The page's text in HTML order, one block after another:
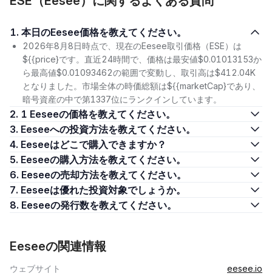
1. 本日のEesee価格を教えてください。
2026年8月8日時点で、現在のEesee取引価格（ESE）は
${{price}です。直近24時間で、価格は最安値$0.01013153か
ら最高値$0.01093462の範囲で変動し、取引高は$412.04K
となりました。市場全体の時価総額は${{marketCap}であり、
暗号資産の中で第1337位にランクインしています。
2. 1 Eeseeの価格を教えてください。
3. Eeseeへの投資方法を教えてください。
4. Eeseeはどこで購入できますか？
5. Eeseeの購入方法を教えてください。
6. Eeseeの売却方法を教えてください。
7. Eeseeは優れた投資対象でしょうか。
8. Eeseeの発行数を教えてください。
Eeseeの関連情報
ウェブサイト
eesee.io